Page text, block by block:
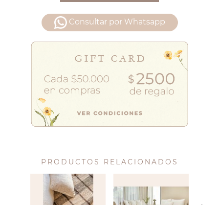
Consultar por Whatsapp
PRODUCTOS RELACIONADOS